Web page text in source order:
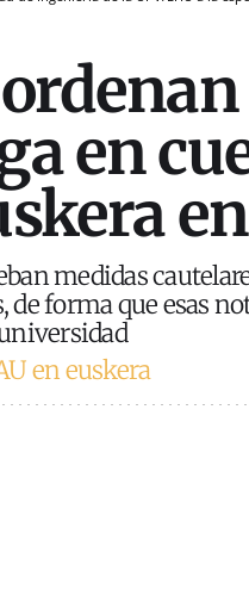
en
medidas
de forma que esas
en euskera